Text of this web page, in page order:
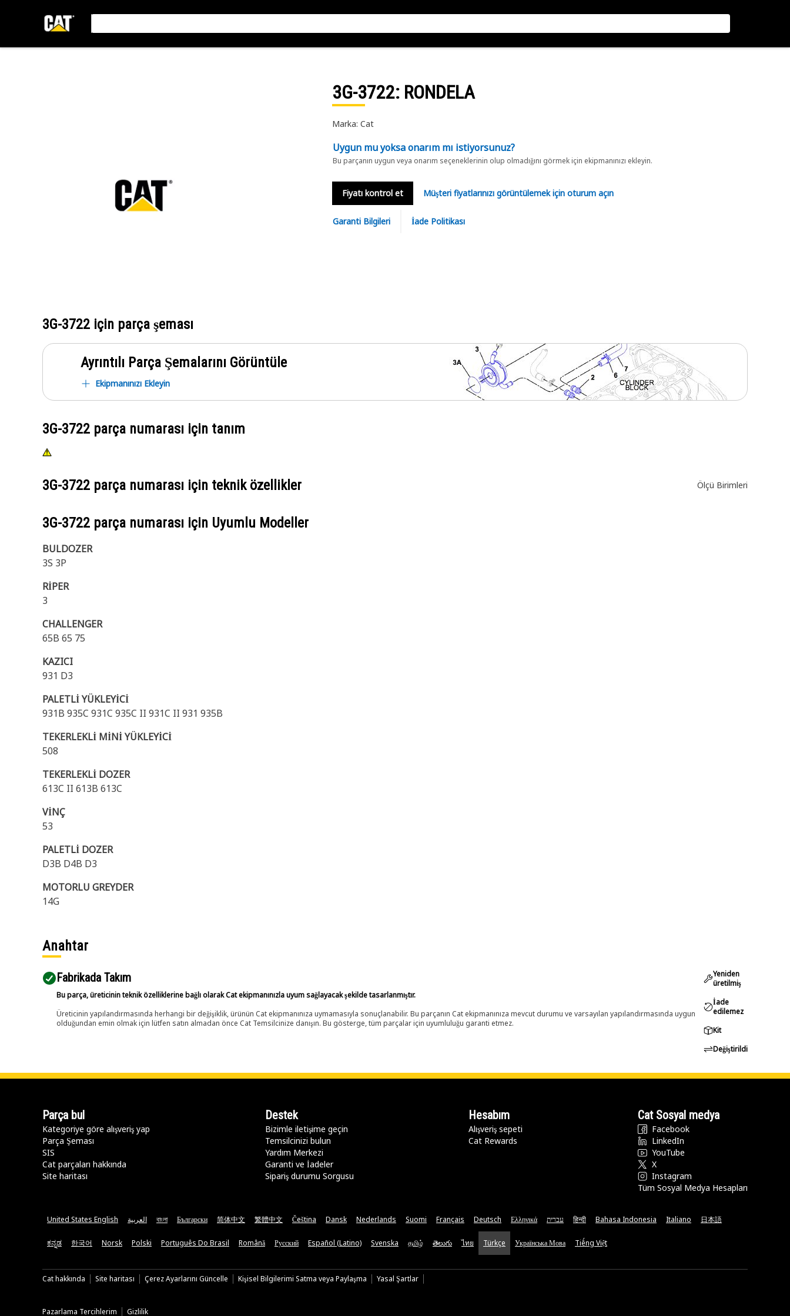
3G-3722: RONDELA
Marka: Cat
Uygun mu yoksa onarım mı istiyorsunuz?
Bu parçanın uygun veya onarım seçeneklerinin olup olmadığını görmek için ekipmanınızı ekleyin.
Fiyatı kontrol et Müşteri fiyatlarınızı görüntülemek için oturum açın
Garanti Bilgileri İade Politikası
3G-3722 için parça şeması
Ayrıntılı Parça Şemalarını Görüntüle
Ekipmanınızı Ekleyin
3G-3722 parça numarası için tanım
3G-3722 parça numarası için teknik özellikler Ölçü Birimleri
3G-3722 parça numarası için Uyumlu Modeller
BULDOZER
3S 3P
RİPER
3
CHALLENGER
65B 65 75
KAZICI
931 D3
PALETLİ YÜKLEYİCİ
931B 935C 931C 935C II 931C II 931 935B
TEKERLEKLİ MİNİ YÜKLEYİCİ
508
TEKERLEKLİ DOZER
613C II 613B 613C
VİNÇ
53
PALETLİ DOZER
D3B D4B D3
MOTORLU GREYDER
14G
Anahtar
Fabrikada Takım
Bu parça, üreticinin teknik özelliklerine bağlı olarak Cat ekipmanınızla uyum sağlayacak şekilde tasarlanmıştır.
Üreticinin yapılandırmasında herhangi bir değişiklik, ürünün Cat ekipmanınıza uymamasıyla sonuçlanabilir. Bu parçanın Cat ekipmanınıza mevcut durumu ve varsayılan yapılandırmasında uygun
olduğundan emin olmak için lütfen satın almadan önce Cat Temsilcinize danışın. Bu gösterge, tüm parçalar için uyumluluğu garanti etmez.
Yeniden
üretilmiş
İade
edilemez
Kit
Değiştirildi
Parça bul
Kategoriye göre alışveriş yap
Parça Şeması
SIS
Cat parçaları hakkında
Site haritası
Destek
Bizimle iletişime geçin
Temsilcinizi bulun
Yardım Merkezi
Garanti ve İadeler
Sipariş durumu Sorgusu
Hesabım
Alışveriş sepeti
Cat Rewards
Cat Sosyal medya
Facebook
LinkedIn
YouTube
X
Instagram
Tüm Sosyal Medya Hesapları
United States English العربية বাংলা Български 简体中文 繁體中文 Čeština Dansk Nederlands Suomi Français Deutsch Ελληνικά עברית हिन्दी Bahasa Indonesia Italiano 日本語
ಕನ್ನಡ 한국어 Norsk Polski Português Do Brasil Română Русский Español (Latino) Svenska தமிழ் తెలుగు ไทย Türkçe Українська Мова Tiếng Việt
Cat hakkında Site haritası Çerez Ayarlarını Güncelle Kişisel Bilgilerimi Satma veya Paylaşma Yasal Şartlar
Pazarlama Tercihlerim Gizlilik